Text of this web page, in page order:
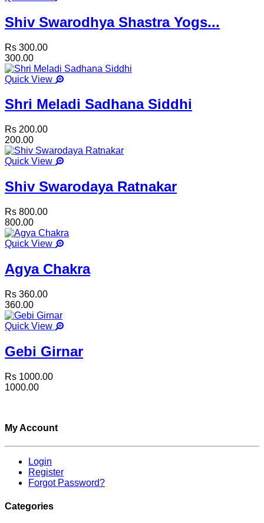
Shiv Swarodhya Shastra Yogs...
Rs 300.00
300.00
Quick View
Shri Meladi Sadhana Siddhi
Rs 200.00
200.00
Quick View
Shiv Swarodaya Ratnakar
Rs 800.00
800.00
Quick View
Agya Chakra
Rs 360.00
360.00
Quick View
Gebi Girnar
Rs 1000.00
1000.00
My Account
Login
Register
Forgot Password?
Categories